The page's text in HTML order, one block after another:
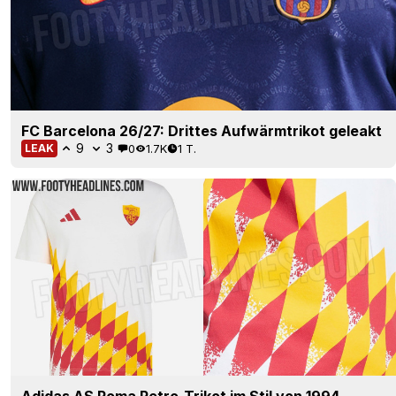
FC Barcelona 26/27: Drittes Aufwärmtrikot geleakt
LEAK 9 3 0 1.7K 1 T.